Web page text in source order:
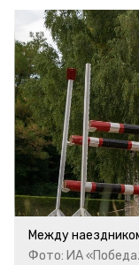
Между
Фото: ИА